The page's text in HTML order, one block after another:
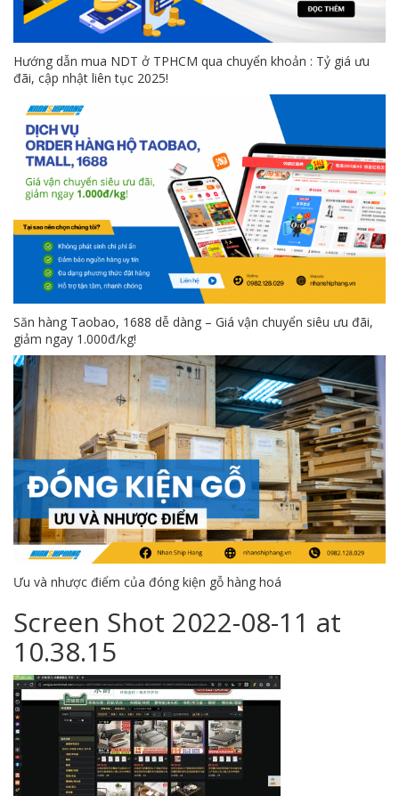
Hướng dẫn mua NDT ở TPHCM qua chuyển khoản : Tỷ giá ưu
đãi, cập nhật liên tục 2025!
Săn hàng Taobao, 1688 dễ dàng – Giá vận chuyển siêu ưu đãi,
giảm ngay 1.000đ/kg!
Ưu và nhược điểm của đóng kiện gỗ hàng hoá
Screen Shot 2022-08-11 at
10.38.15